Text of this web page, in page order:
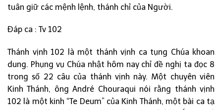
tuân giữ các mệnh lệnh, thánh chỉ của Người.
Đáp ca : Tv 102
Thánh vịnh 102 là một thánh vịnh ca tụng Chúa khoan
dung. Phụng vụ Chúa nhật hôm nay chỉ đề nghị ta đọc 8
trong số 22 câu của thánh vịnh này. Một chuyên viên
Kinh Thánh, ông André Chouraqui nói rằng thánh vịnh
102 là một kinh “Te Deum” của Kinh Thánh, một bài ca tạ